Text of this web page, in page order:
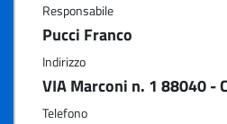
Responsabile
Pucci Franco
Indirizzo
VIA Marconi n. 1 88040 -
Telefono